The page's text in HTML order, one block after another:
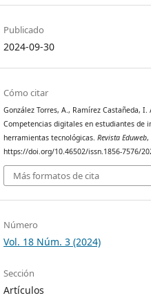
Publicado
2024-09-30
Cómo citar
González Torres, A., Ramírez Castañeda, I.
Competencias digitales en estudiantes de
herramientas tecnológicas.Revista Eduweb,
https://doi.org/10.46502/issn.1856-7576/
Más formatos de cita
Número
Vol. 18 Núm. 3 (2024)
Sección
Artículos